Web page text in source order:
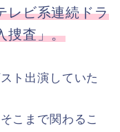
レビ系連続ドラ
捜査」。
ト出演していた
こまで関わるこ